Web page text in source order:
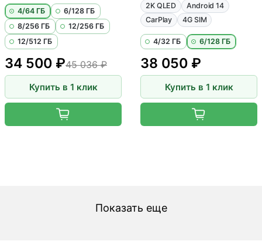
4/64 ГБ
6/128 ГБ
8/256 ГБ
12/256 ГБ
12/512 ГБ
34 500 ₽45 036 ₽
Купить в 1 клик
2K QLED
Android 14
CarPlay
4G SIM
4/32 ГБ 6/128 ГБ
38 050 ₽
Купить в 1 клик
Показать еще